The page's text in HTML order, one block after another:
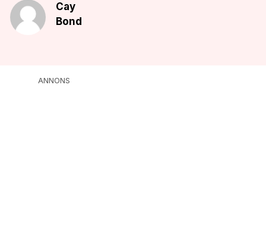
Cay
Bond
ANNONS